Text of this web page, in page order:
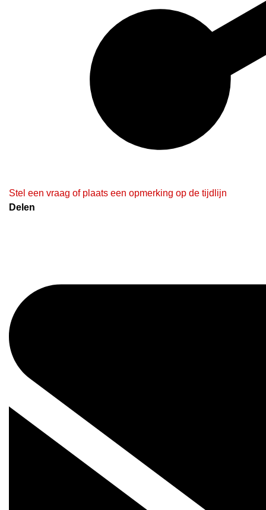
Stel een vraag of plaats een opmerking op de tijdlijn
Delen